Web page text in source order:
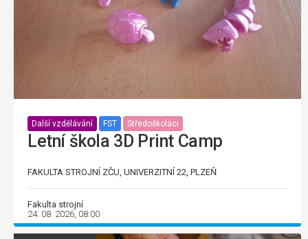
Další vzdělávání FST Středoškoláci
Letní škola 3D Print Camp
FAKULTA STROJNÍ ZČU, UNIVERZITNÍ 22, PLZEŇ
Fakulta strojní
24. 08. 2026, 08:00